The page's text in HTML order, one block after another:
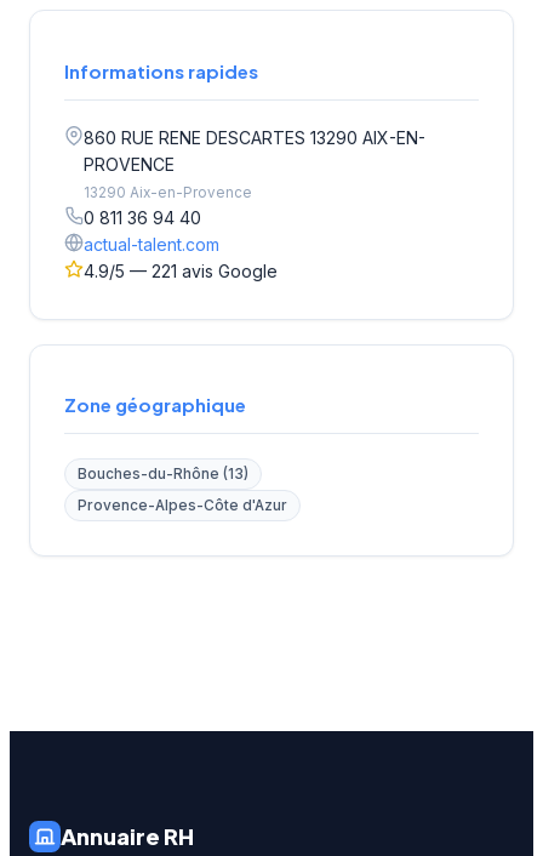
Informations rapides
860 RUE RENE DESCARTES 13290 AIX-EN-
PROVENCE
13290 Aix-en-Provence
0 811 36 94 40
actual-talent.com
4.9/5 — 221 avis Google
Zone géographique
Bouches-du-Rhône (13)
Provence-Alpes-Côte d'Azur
Annuaire RH